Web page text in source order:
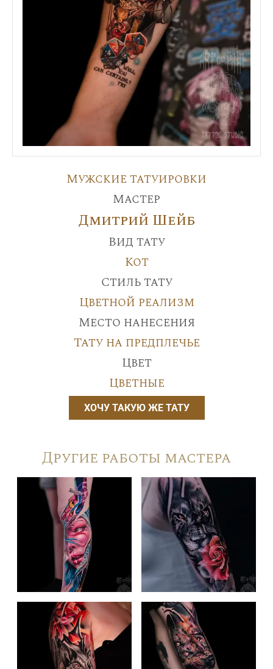
Мужские татуировки
Мастер
Дмитрий Шейб
Вид тату
Кот
Стиль тату
Цветной реализм
Место нанесения
Тату на предплечье
Цвет
Цветные
ХОЧУ ТАКУЮ ЖЕ ТАТУ
Другие работы мастера